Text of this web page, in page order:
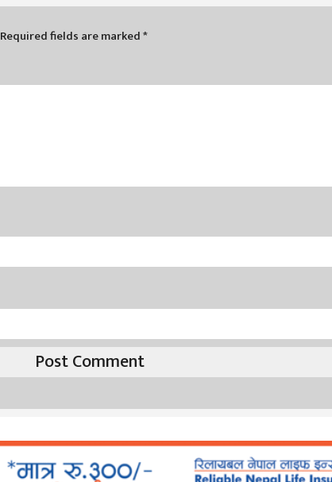
Required fields are marked*